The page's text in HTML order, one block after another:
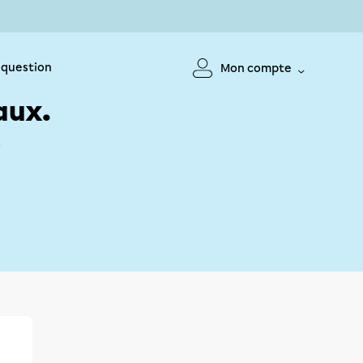
Mon compte